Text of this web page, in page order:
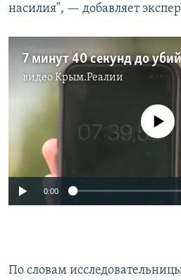
насилия", — добавляет
видеоКрым.Реалии
No media source
0:00
По словам